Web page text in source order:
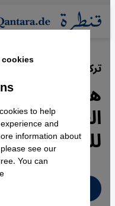
Direkt zum Inhalt springen
تركيا والعالم العربي·
هل يمكن أن
العدالة
للعالم
to help
and
information about
see our
You can